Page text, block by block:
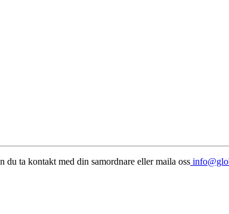
ta kontakt med din samordnare eller maila oss